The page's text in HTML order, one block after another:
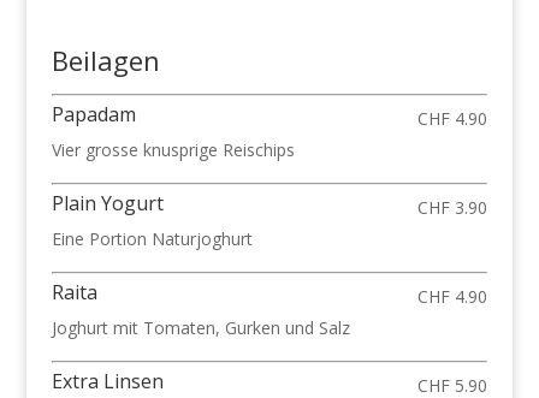
Beilagen
Papadam
CHF 4.90
Vier grosse knusprige Reischips
Plain Yogurt
CHF 3.90
Eine Portion Naturjoghurt
Raita
CHF 4.90
Joghurt mit Tomaten, Gurken und Salz
Extra Linsen
CHF 5.90